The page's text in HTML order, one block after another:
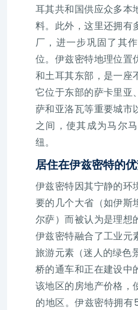
耳其共和国供应众多本
料。此外，这里还拥有
厂，进一步巩固了其
位。伊兹密特地理位置
和土耳其东部，是一座
它位于东部的萨卡里亚
萨和亚洛瓦等重要城市
之间，使其成为马尔
纽。
居住在伊兹密特的优
伊兹密特因其宁静的环
要的几个大省（如伊斯
尔萨）而被认为是理想
伊兹密特融合了工业元
旅游元素（迷人的绿色
桥的通车和正在建设中
该地区的房地产价格，
的地区。伊兹密特拥